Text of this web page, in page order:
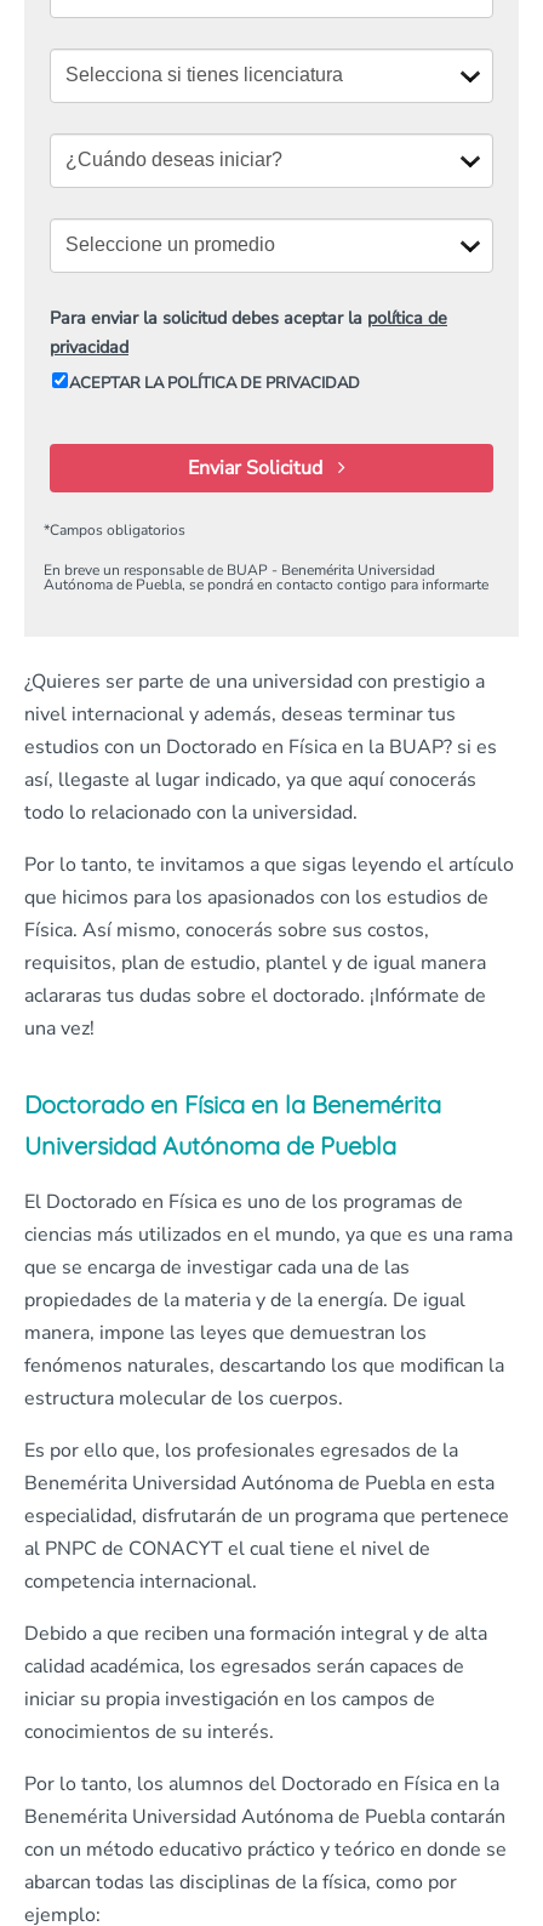
Para enviar la solicitud debes aceptar la política de
privacidad
ACEPTAR LA POLÍTICA DE PRIVACIDAD
Enviar Solicitud
*Campos obligatorios
En breve un responsable de BUAP - Benemérita Universidad
Autónoma de Puebla, se pondrá en contacto contigo para informarte
¿Quieres ser parte de una universidad con prestigio a
nivel internacional y además, deseas terminar tus
estudios con un Doctorado en Física en la BUAP? si es
así, llegaste al lugar indicado, ya que aquí conocerás
todo lo relacionado con la universidad.
Por lo tanto, te invitamos a que sigas leyendo el artículo
que hicimos para los apasionados con los estudios de
Física. Así mismo, conocerás sobre sus costos,
requisitos, plan de estudio, plantel y de igual manera
aclararas tus dudas sobre el doctorado. ¡Infórmate de
una vez!
Doctorado en Física en la Benemérita
Universidad Autónoma de Puebla
El Doctorado en Física es uno de los programas de
ciencias más utilizados en el mundo, ya que es una rama
que se encarga de investigar cada una de las
propiedades de la materia y de la energía. De igual
manera, impone las leyes que demuestran los
fenómenos naturales, descartando los que modifican la
estructura molecular de los cuerpos.
Es por ello que, los profesionales egresados de la
Benemérita Universidad Autónoma de Puebla en esta
especialidad, disfrutarán de un programa que pertenece
al PNPC de CONACYT el cual tiene el nivel de
competencia internacional.
Debido a que reciben una formación integral y de alta
calidad académica, los egresados serán capaces de
iniciar su propia investigación en los campos de
conocimientos de su interés.
Por lo tanto, los alumnos del Doctorado en Física en la
Benemérita Universidad Autónoma de Puebla contarán
con un método educativo práctico y teórico en donde se
abarcan todas las disciplinas de la física, como por
ejemplo: